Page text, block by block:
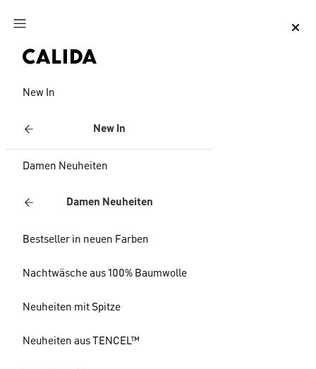
Zum Hauptinhalt springen
New In
New In
Damen Neuheiten
Damen Neuheiten
Bestseller in neuen Farben
Nachtwäsche aus 100% Baumwolle
Neuheiten mit Spitze
Neuheiten aus TENCEL™